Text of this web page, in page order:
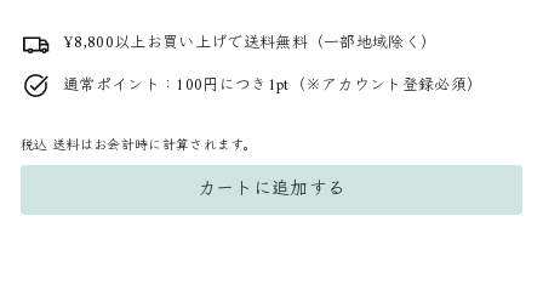
¥8,800以上お買い上げで送料無料（一部地域除く）
通常ポイント：100円につき1pt（※アカウント登録必須）
税込 送料はお会計時に計算されます。
カートに追加する